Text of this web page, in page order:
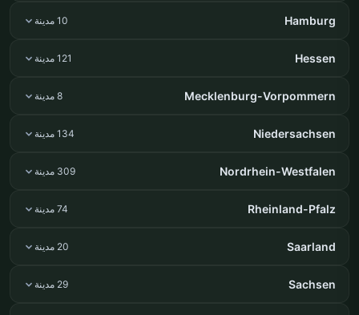
Hamburg 10 مدينة
Hessen 121 مدينة
Mecklenburg-Vorpommern 8 مدينة
Niedersachsen 134 مدينة
Nordrhein-Westfalen 309 مدينة
Rheinland-Pfalz 74 مدينة
Saarland 20 مدينة
Sachsen 29 مدينة